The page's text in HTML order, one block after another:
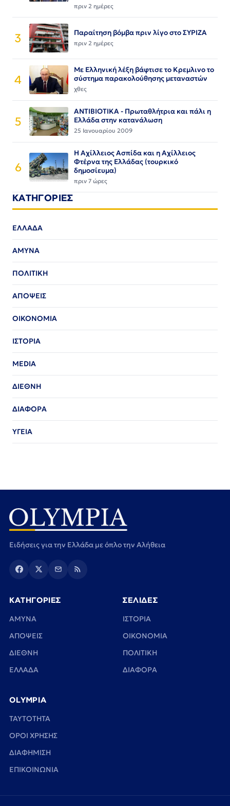
πριν 2 ημέρες
3 Παραίτηση βόμβα πριν λίγο στο ΣΥΡΙΖΑ
πριν 2 ημέρες
4
Με Ελληνική λέξη βάφτισε το Κρεμλινο το
σύστημα παρακολούθησης μεταναστών
χθες
5
ΑΝΤΙΒΙΟΤΙΚΑ - Πρωταθλήτρια και πάλι η
Ελλάδα στην κατανάλωση
25 Ιανουαρίου 2009
6
Η Αχίλλειος Ασπίδα και η Αχίλλειος
Φτέρνα της Ελλάδας (τουρκικό
δημοσίευμα)
πριν 7 ώρες
ΚΑΤΗΓΟΡΙΕΣ
ΕΛΛΑΔΑ
ΑΜΥΝΑ
ΠΟΛΙΤΙΚΗ
ΑΠΟΨΕΙΣ
ΟΙΚΟΝΟΜΙΑ
ΙΣΤΟΡΙΑ
MEDIA
ΔΙΕΘΝΗ
ΔΙΑΦΟΡΑ
ΥΓΕΙΑ
Ειδήσεις για την Ελλάδα με όπλο την Αλήθεια
ΚΑΤΗΓΟΡΙΕΣ
ΑΜΥΝΑ
ΑΠΟΨΕΙΣ
ΔΙΕΘΝΗ
ΕΛΛΑΔΑ
ΣΕΛΙΔΕΣ
ΙΣΤΟΡΙΑ
ΟΙΚΟΝΟΜΙΑ
ΠΟΛΙΤΙΚΗ
ΔΙΑΦΟΡΑ
OLYMPIA
TAYTOTHTA
ΟΡΟΙ ΧΡΗΣΗΣ
ΔΙΑΦΗΜΙΣΗ
ΕΠΙΚΟΙΝΩΝΙΑ